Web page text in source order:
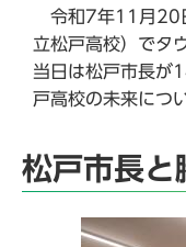
令和7年11月20
立松戸高校）でタ
当日は松戸市長が
戸高校の未来につ
松戸市長と